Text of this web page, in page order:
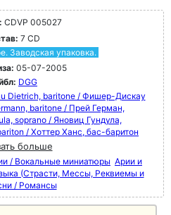
CDVP 005027
7 CD
Заводская упаковка.
05-07-2005
DGG
Dietrich, baritone / Фишер-Дискау
baritone / Прей Герман,
soprano / Яновиц Гундула,
/ Хоттер Ханс, бас-баритон
больше
/ Вокальные миниатюры Арии и
(Страсти, Мессы, Реквиемы и
/ Романсы